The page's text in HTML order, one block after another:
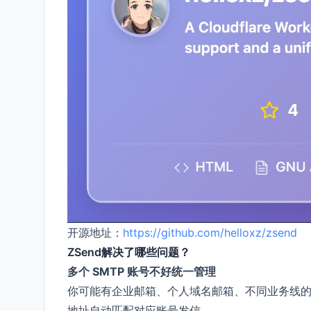
开源地址： https://github.com/helloxz/zsend
ZSend解决了哪些问题？
多个 SMTP 账号不好统一管理
你可能有企业邮箱、个人域名邮箱、不同业务线